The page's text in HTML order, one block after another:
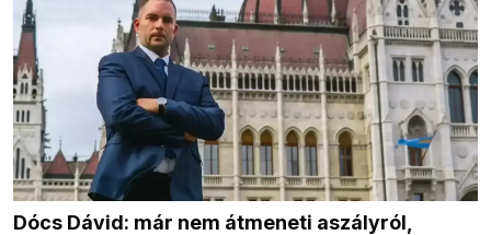
Dócs Dávid: már nem átmeneti aszályról,